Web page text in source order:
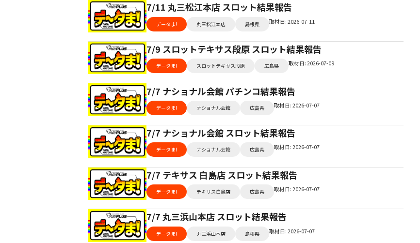
7/11 丸三松江本店 スロット結果報告
データま! 丸三松江本店 島根県 取材日: 2026-07-11
7/9 スロットテキサス段原 スロット結果報告
データま! スロットテキサス段原 広島県 取材日: 2026-07-09
7/7 ナショナル会館 パチンコ結果報告
データま! ナショナル会館 広島県 取材日: 2026-07-07
7/7 ナショナル会館 スロット結果報告
データま! ナショナル会館 広島県 取材日: 2026-07-07
7/7 テキサス 白島店 スロット結果報告
データま! テキサス白鳥店 広島県 取材日: 2026-07-07
7/7 丸三浜山本店 スロット結果報告
データま! 丸三浜山本店 島根県 取材日: 2026-07-07